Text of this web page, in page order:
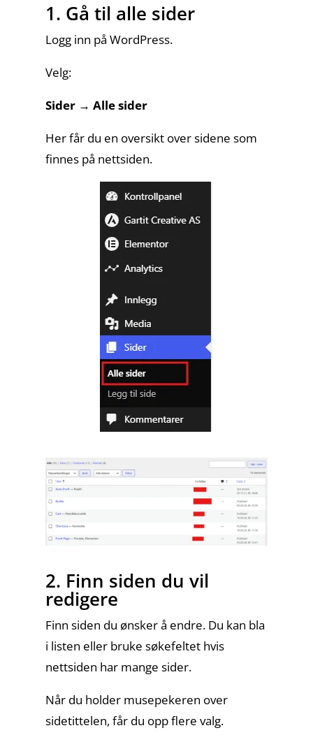
Om
Gartit
Kontakt oss
1. Gå til alle sider
Logg inn på WordPress.
Velg:
Sider → Alle sider
Her får du en oversikt over sidene som
finnes på nettsiden.
2. Finn siden du vil
redigere
Finn siden du ønsker å endre. Du kan bla
i listen eller bruke søkefeltet hvis
nettsiden har mange sider.
Når du holder musepekeren over
sidetittelen, får du opp flere valg.